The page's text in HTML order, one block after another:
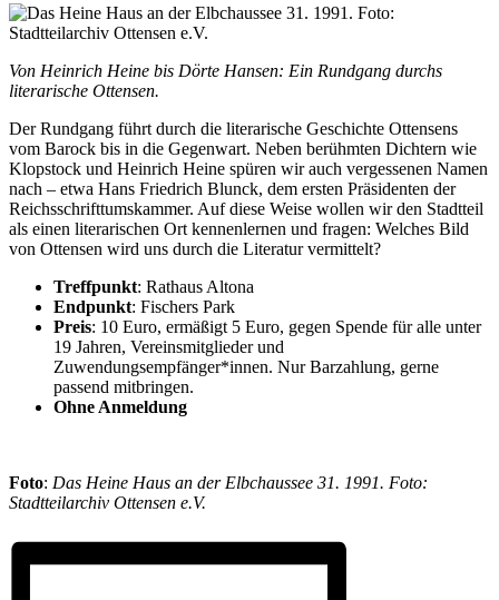
Von Heinrich Heine bis Dörte Hansen: Ein Rundgang durchs
literarische Ottensen.
Der Rundgang führt durch die literarische Geschichte Ottensens
vom Barock bis in die Gegenwart. Neben berühmten Dichtern wie
Klopstock und Heinrich Heine spüren wir auch vergessenen Namen
nach – etwa Hans Friedrich Blunck, dem ersten Präsidenten der
Reichsschrifttumskammer. Auf diese Weise wollen wir den Stadtteil
als einen literarischen Ort kennenlernen und fragen: Welches Bild
von Ottensen wird uns durch die Literatur vermittelt?
Treffpunkt: Rathaus Altona
Endpunkt: Fischers Park
Preis: 10 Euro, ermäßigt 5 Euro, gegen Spende für alle unter
19 Jahren, Vereinsmitglieder und
Zuwendungsempfänger*innen. Nur Barzahlung, gerne
passend mitbringen.
Ohne Anmeldung
Foto: Das Heine Haus an der Elbchaussee 31. 1991. Foto:
Stadtteilarchiv Ottensen e.V.